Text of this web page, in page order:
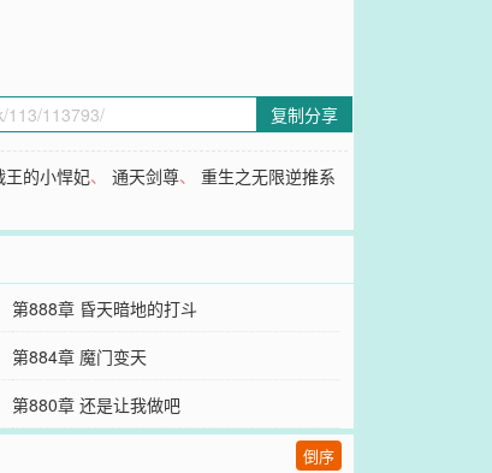
复制分享
王的小悍妃、通天剑尊、重生之无限逆推系
第888章 昏天暗地的打斗
第884章 魔门变天
第880章 还是让我做吧
倒序